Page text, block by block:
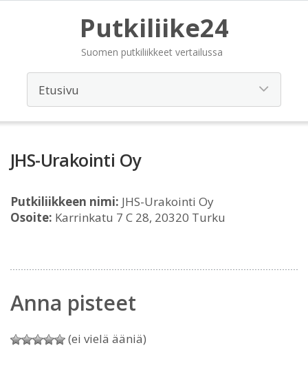
Putkiliike24
Suomen putkiliikkeet vertailussa
JHS-Urakointi Oy
Putkiliikkeen nimi: JHS-Urakointi Oy
Osoite: Karrinkatu 7 C 28, 20320 Turku
Anna pisteet
(ei vielä ääniä)